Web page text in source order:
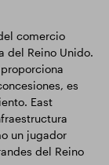
comercio
del Reino Unido.
es
East
un jugador
del Reino